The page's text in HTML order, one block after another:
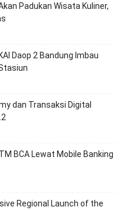
Padukan Wisata Kuliner,
Daop 2 Bandung Imbau
dan Transaksi Digital
BCA Lewat Mobile Banking
Regional Launch of the